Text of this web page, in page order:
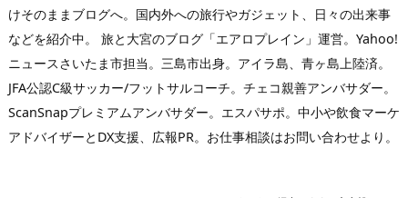
けそのままブログへ。国内外への旅行やガジェット、日々の出来事
などを紹介中。 旅と大宮のブログ「エアロプレイン」運営。Yahoo!
ニュースさいたま市担当。三島市出身。アイラ島、青ヶ島上陸済。
JFA公認C級サッカー/フットサルコーチ。チェコ親善アンバサダー。
ScanSnapプレミアムアンバサダー。エスパサポ。中小や飲食マーケ
アドバイザーとDX支援、広報PR。お仕事相談はお問い合わせより。